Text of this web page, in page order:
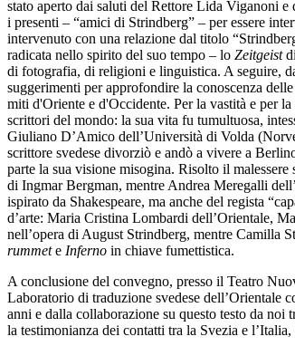
stato aperto dai saluti del Rettore Lida Viganoni
i presenti – “amici di Strindberg” – per essere
intervenuto con una relazione dal titolo
radicata nello spirito del suo tempo – lo Zeitgeistdi
di fotografia, di religioni e linguistica. A seguire,
suggerimenti per approfondire la conoscenza
miti d'Oriente e d'Occidente. Per la vastità e per
scrittori del mondo: la sua vita fu tumultuosa,
Giuliano D’Amico dell’Università di Volda
scrittore svedese divorziò e andò a vivere a
parte la sua visione misogina. Risolto il
di Ingmar Bergman, mentre Andrea Meregalli
ispirato da Shakespeare, ma anche del regista
d’arte: Maria Cristina Lombardi dell’Orientale,
nell’opera di August Strindberg, mentre Camilla
rummete Inferno in chiave fumettistica.
A conclusione del convegno, presso il Teatro
Laboratorio di traduzione svedese dell’Orientale
anni e dalla collaborazione su questo testo da noi
la testimonianza dei contatti tra la Svezia e